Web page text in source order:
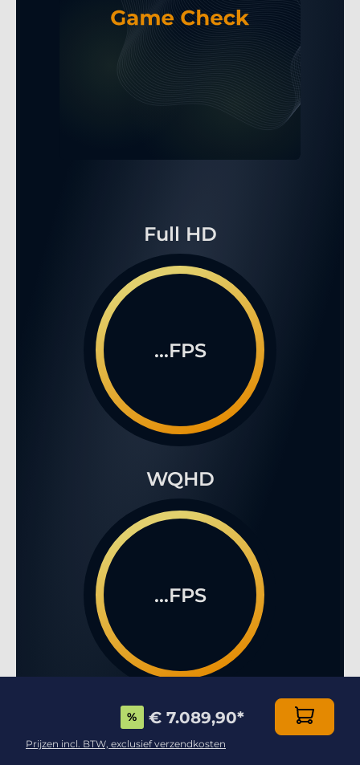
Full HD
...FPS
WQHD
...FPS
4K
% € 7.089,90*
Prijzen incl. BTW, exclusief verzendkosten